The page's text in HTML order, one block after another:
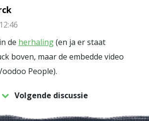
de herhaling(en ja er staat
boven, maar de embedde video
People).
Volgende discussie